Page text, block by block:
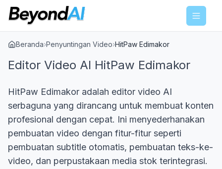
Menu
Beranda›Penyuntingan Video›HitPaw Edimakor
Editor Video AI HitPaw Edimakor
HitPaw Edimakor adalah editor video AI
serbaguna yang dirancang untuk membuat konten
profesional dengan cepat. Ini menyederhanakan
pembuatan video dengan fitur-fitur seperti
pembuatan subtitle otomatis, pembuatan teks-ke-
video, dan perpustakaan media stok terintegrasi.